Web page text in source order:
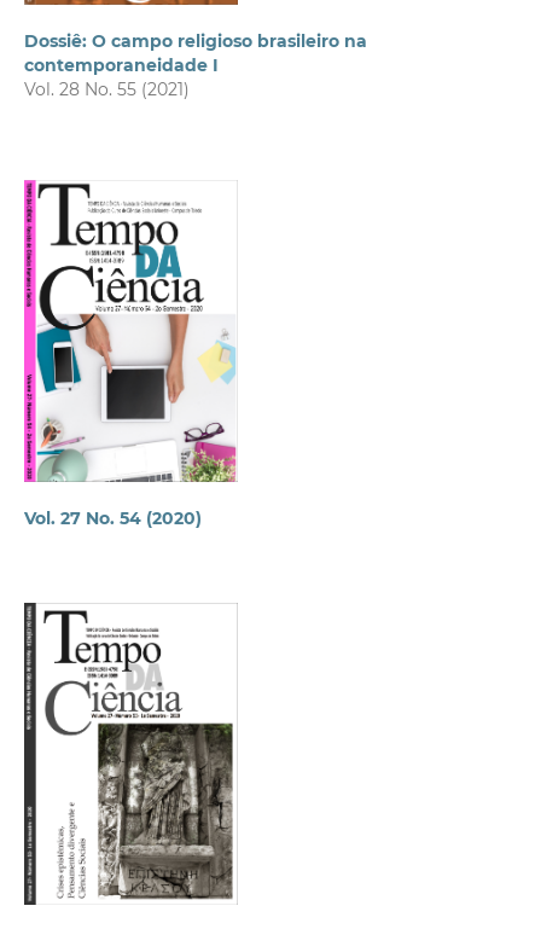
Dossiê: O campo religioso brasileiro na
contemporaneidade I
Vol. 28 No. 55 (2021)
Vol. 27 No. 54 (2020)